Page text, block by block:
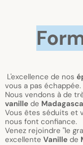
L'excellence de nos
vous a pas échappée.
Nous vendons à de
vanille de
Vous êtes séduits et
nous font confiance.
Venez rejoindre "le
excellente Vanille de